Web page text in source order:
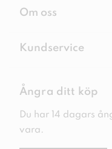
Om oss
Kundservice
Ångra ditt köp
Du har 14 dagars
vara.